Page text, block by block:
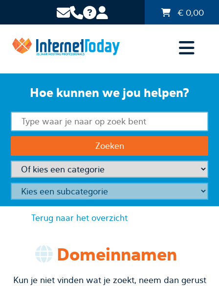
€ 0,00
Hoe kunnen we jou helpen?
Terug naar het overzicht
Domeinnamen
Kun je niet vinden wat je zoekt, neem dan gerust